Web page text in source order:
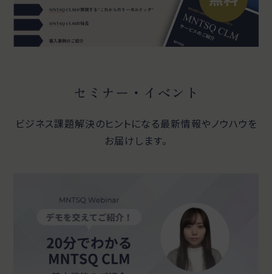
セミナー・イベント
ビジネス課題解決のヒントになる最新情報やノウハウを
お届けします。